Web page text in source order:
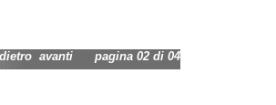
avantipagina 02 di 04